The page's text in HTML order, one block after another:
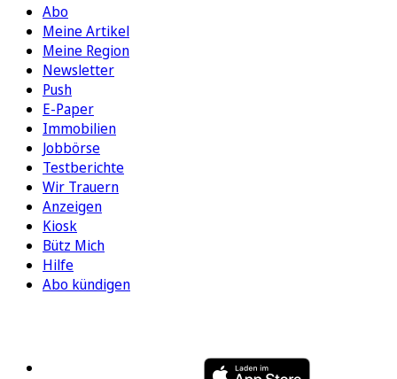
Abo
Meine Artikel
Meine Region
Newsletter
Push
E-Paper
Immobilien
Jobbörse
Testberichte
Wir Trauern
Anzeigen
Kiosk
Bütz Mich
Hilfe
Abo kündigen